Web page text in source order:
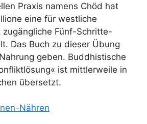
Praxis namens Chöd hat
eine für westliche
zugängliche Fünf-Schritte-
Das Buch zu dieser Übung
geben. Buddhistische
ist mittlerweile in
übersetzt.
Nähren